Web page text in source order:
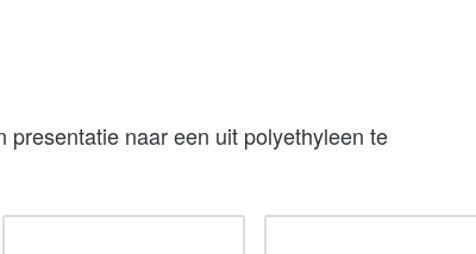
presentatie naar een uit polyethyleen te